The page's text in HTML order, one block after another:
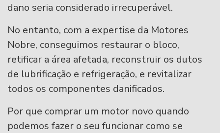
dano seria considerado irrecuperável.
No entanto, com a expertise da Motores
Nobre, conseguimos restaurar o bloco,
retificar a área afetada, reconstruir os dutos
de lubrificação e refrigeração, e revitalizar
todos os componentes danificados.
Por que comprar um motor novo quando
podemos fazer o seu funcionar como se